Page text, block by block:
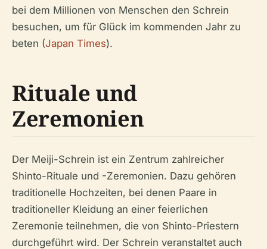
bei dem Millionen von Menschen den Schrein
besuchen, um für Glück im kommenden Jahr zu
beten (Japan Times).
Rituale und
Zeremonien
Der Meiji-Schrein ist ein Zentrum zahlreicher
Shinto-Rituale und -Zeremonien. Dazu gehören
traditionelle Hochzeiten, bei denen Paare in
traditioneller Kleidung an einer feierlichen
Zeremonie teilnehmen, die von Shinto-Priestern
durchgeführt wird. Der Schrein veranstaltet auch